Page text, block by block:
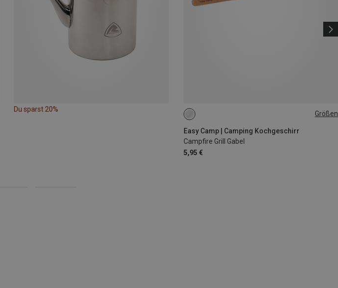
Du sparst 20%
Größen
Easy Camp | Camping Kochgeschirr
Campfire Grill Gabel
5,95 €
ONE SIZE